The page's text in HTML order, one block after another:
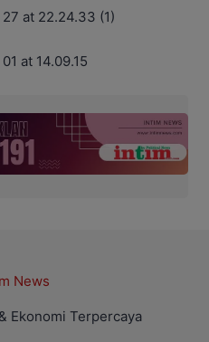
Ekonomi Terpercaya